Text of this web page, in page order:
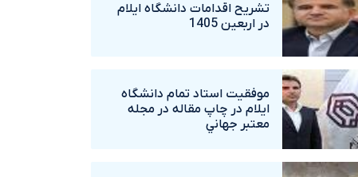
تشريح اقدامات دانشگاه ايلام
در اربعين 1405
موفقيت استاد تمام دانشگاه
ايلام در چاپ مقاله در مجله
معتبر جهاني